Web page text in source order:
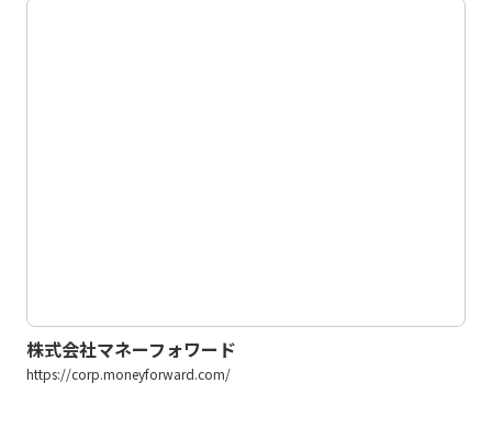
株式会社マネーフォワード
https://corp.moneyforward.com/